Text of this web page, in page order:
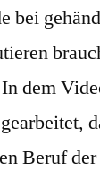
bei
dem
Beruf